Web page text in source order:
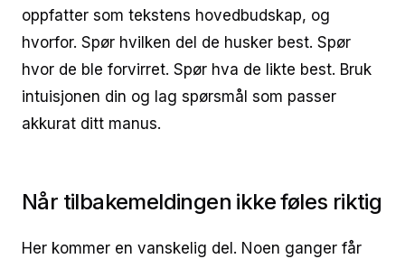
oppfatter som tekstens hovedbudskap, og
hvorfor. Spør hvilken del de husker best. Spør
hvor de ble forvirret. Spør hva de likte best. Bruk
intuisjonen din og lag spørsmål som passer
akkurat ditt manus.
Når tilbakemeldingen ikke føles riktig
Her kommer en vanskelig del. Noen ganger får